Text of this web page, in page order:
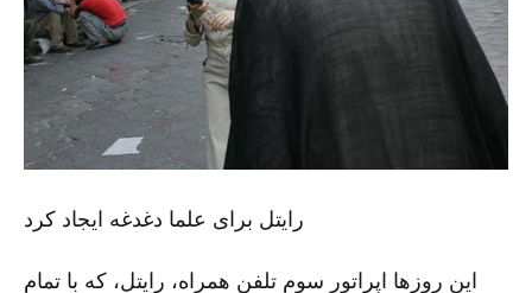
رایتل برای علما دغدغه ایجاد کرد
این روزها اپراتور سوم تلفن همراه، رایتل، که با تمام